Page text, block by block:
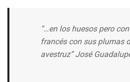
“…en los huesos pero
francés con sus plumas
avestruz” José